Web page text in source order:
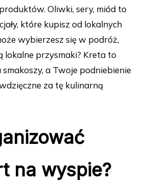
Oliwki, sery, miód to
które kupisz od lokalnych
wybierzesz się w podróż,
lokalne przysmaki? Kreta to
a Twoje podniebienie
za tę kulinarną
na wyspie?